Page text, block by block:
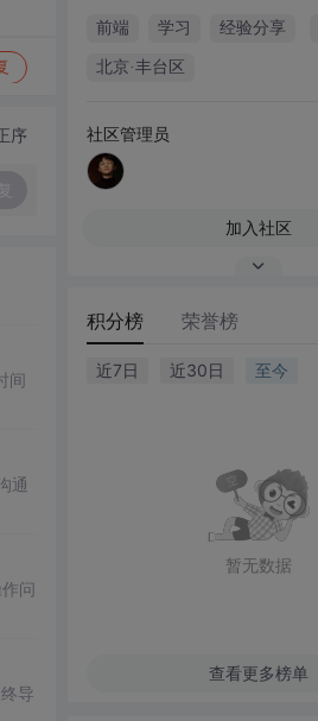
序
间
通
问
导
前端 学习 经验分享
北京·丰台区
社区管理员
加入社区
积分榜 荣誉榜
近7日 近30日 至今
暂无数据
查看更多榜单